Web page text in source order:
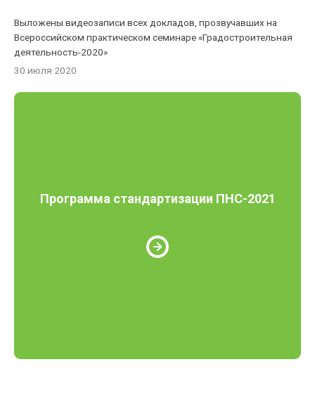
Выложены видеозаписи всех докладов, прозвучавших на
Всероссийском практическом семинаре «Градостроительная
деятельность-2020»
30 июля 2020
Программа стандартизации ПНС-2021